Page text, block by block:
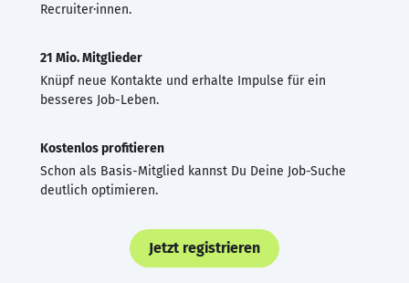
Recruiter·innen.
21 Mio. Mitglieder
Knüpf neue Kontakte und erhalte Impulse für ein
besseres Job-Leben.
Kostenlos profitieren
Schon als Basis-Mitglied kannst Du Deine Job-Suche
deutlich optimieren.
Jetzt registrieren